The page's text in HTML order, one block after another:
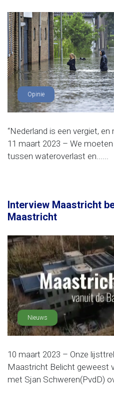
Opinie
“Nederland is een vergiet,
11 maart 2023 – We
tussen wateroverlast en......
Interview Maastricht
Maastricht
Nieuws
10 maart 2023 – Onze
Maastricht Belicht geweest
met Sjan Schweren(PvdD)